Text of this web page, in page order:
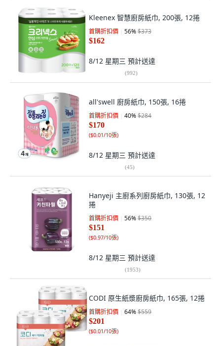
Kleenex 智慧廚房紙巾, 200張, 12捲
首購折扣價 56%$373
$162
8/12 星期三 預計送達
(992)
all'swell 廚房紙巾, 150張, 16捲
首購折扣價 40%$284
$170
($0.01/10張)
8/12 星期三 預計送達
(45)
Hanyeji 主廚系列廚房紙巾, 130張, 12
捲
首購折扣價 56%$350
$151
($0.97/10張)
8/12 星期三 預計送達
(1953)
CODI 原生紙漿廚房紙巾, 165張, 12捲
首購折扣價 64%$559
$201
($0.01/10張)